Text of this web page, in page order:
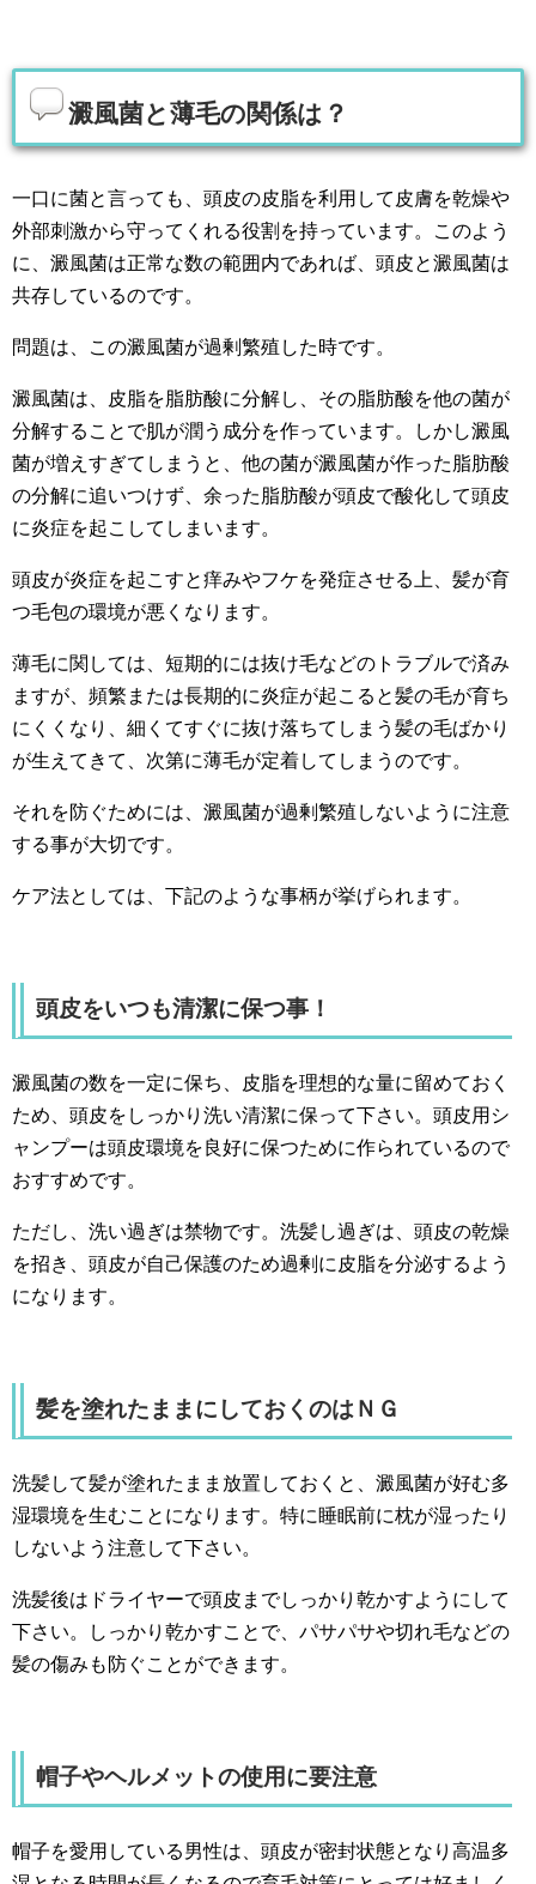
澱風菌と薄毛の関係は？
一口に菌と言っても、頭皮の皮脂を利用して皮膚を乾燥や
外部刺激から守ってくれる役割を持っています。このよう
に、澱風菌は正常な数の範囲内であれば、頭皮と澱風菌は
共存しているのです。
問題は、この澱風菌が過剰繁殖した時です。
澱風菌は、皮脂を脂肪酸に分解し、その脂肪酸を他の菌が
分解することで肌が潤う成分を作っています。しかし澱風
菌が増えすぎてしまうと、他の菌が澱風菌が作った脂肪酸
の分解に追いつけず、余った脂肪酸が頭皮で酸化して頭皮
に炎症を起こしてしまいます。
頭皮が炎症を起こすと痒みやフケを発症させる上、髪が育
つ毛包の環境が悪くなります。
薄毛に関しては、短期的には抜け毛などのトラブルで済み
ますが、頻繁または長期的に炎症が起こると髪の毛が育ち
にくくなり、細くてすぐに抜け落ちてしまう髪の毛ばかり
が生えてきて、次第に薄毛が定着してしまうのです。
それを防ぐためには、澱風菌が過剰繁殖しないように注意
する事が大切です。
ケア法としては、下記のような事柄が挙げられます。
頭皮をいつも清潔に保つ事！
澱風菌の数を一定に保ち、皮脂を理想的な量に留めておく
ため、頭皮をしっかり洗い清潔に保って下さい。頭皮用シ
ャンプーは頭皮環境を良好に保つために作られているので
おすすめです。
ただし、洗い過ぎは禁物です。洗髪し過ぎは、頭皮の乾燥
を招き、頭皮が自己保護のため過剰に皮脂を分泌するよう
になります。
髪を塗れたままにしておくのはＮＧ
洗髪して髪が塗れたまま放置しておくと、澱風菌が好む多
湿環境を生むことになります。特に睡眠前に枕が湿ったり
しないよう注意して下さい。
洗髪後はドライヤーで頭皮までしっかり乾かすようにして
下さい。しっかり乾かすことで、パサパサや切れ毛などの
髪の傷みも防ぐことができます。
帽子やヘルメットの使用に要注意
帽子を愛用している男性は、頭皮が密封状態となり高温多